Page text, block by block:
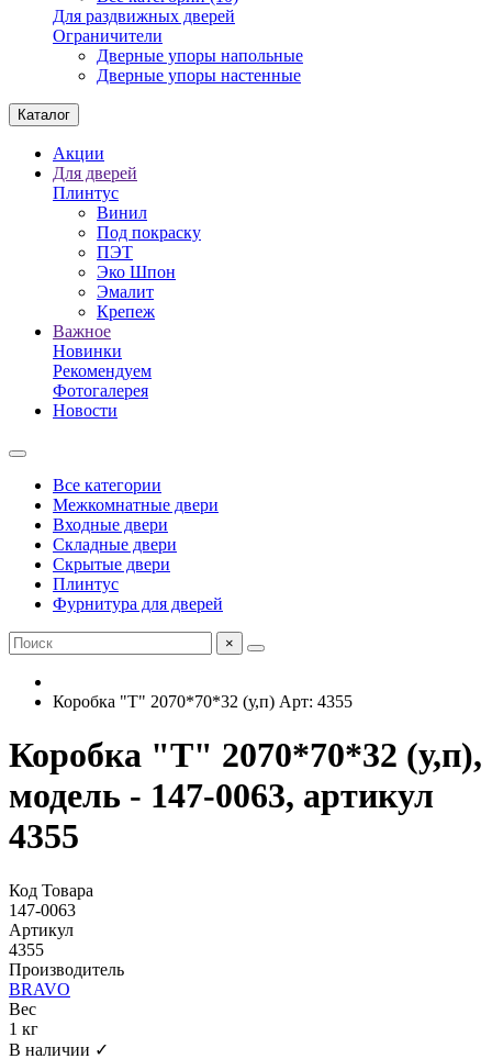
Для раздвижных дверей
Ограничители
Дверные упоры напольные
Дверные упоры настенные
Каталог
Акции
Для дверей
Плинтус
Винил
Под покраску
ПЭТ
Эко Шпон
Эмалит
Крепеж
Важное
Новинки
Рекомендуем
Фотогалерея
Новости
Все категории
Межкомнатные двери
Входные двери
Складные двери
Скрытые двери
Плинтус
Фурнитура для дверей
×
Коробка "Т" 2070*70*32 (у,п) Арт: 4355
Коробка "Т" 2070*70*32 (у,п),
модель - 147-0063, артикул
4355
Код Товара
147-0063
Артикул
4355
Производитель
BRAVO
Вес
1 кг
В наличии ✓